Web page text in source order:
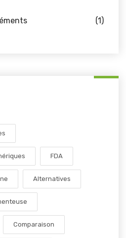
(1)
FDA
Alternatives
Comparaison